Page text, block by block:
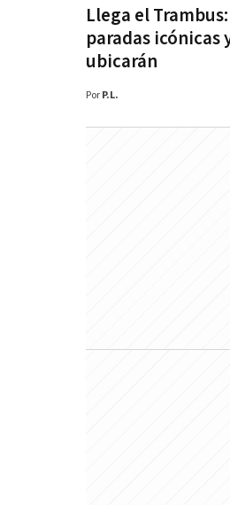
Llega el
paradas icónicas
ubicarán
Por P.L.